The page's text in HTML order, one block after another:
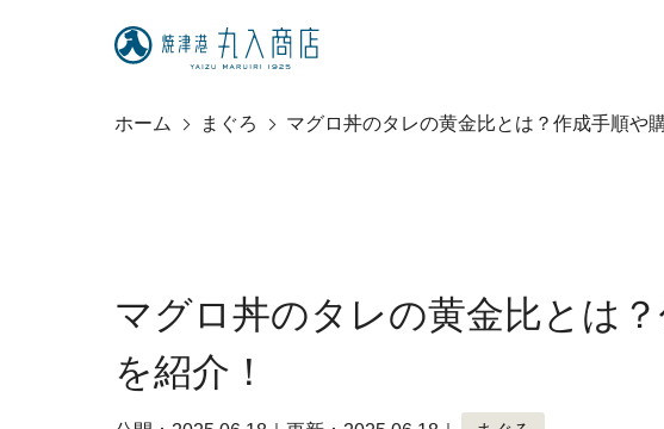
ホーム まぐろ マグロ丼のタレの黄金比とは？作成手順や
マグロ丼のタレの黄金比とは
を紹介！